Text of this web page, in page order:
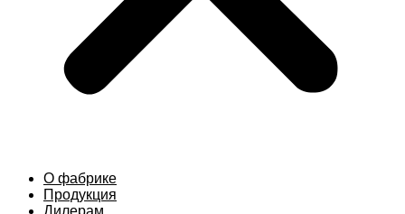
О фабрике
Продукция
Дилерам